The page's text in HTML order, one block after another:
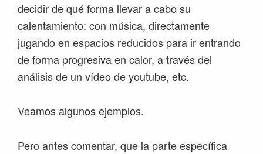
decidir de qué forma llevar a cabo su
calentamiento: con música, directamente
jugando en espacios reducidos para ir entrando
de forma progresiva en calor, a través del
análisis de un vídeo de youtube, etc.
Veamos algunos ejemplos.
Pero antes comentar, que la parte específica